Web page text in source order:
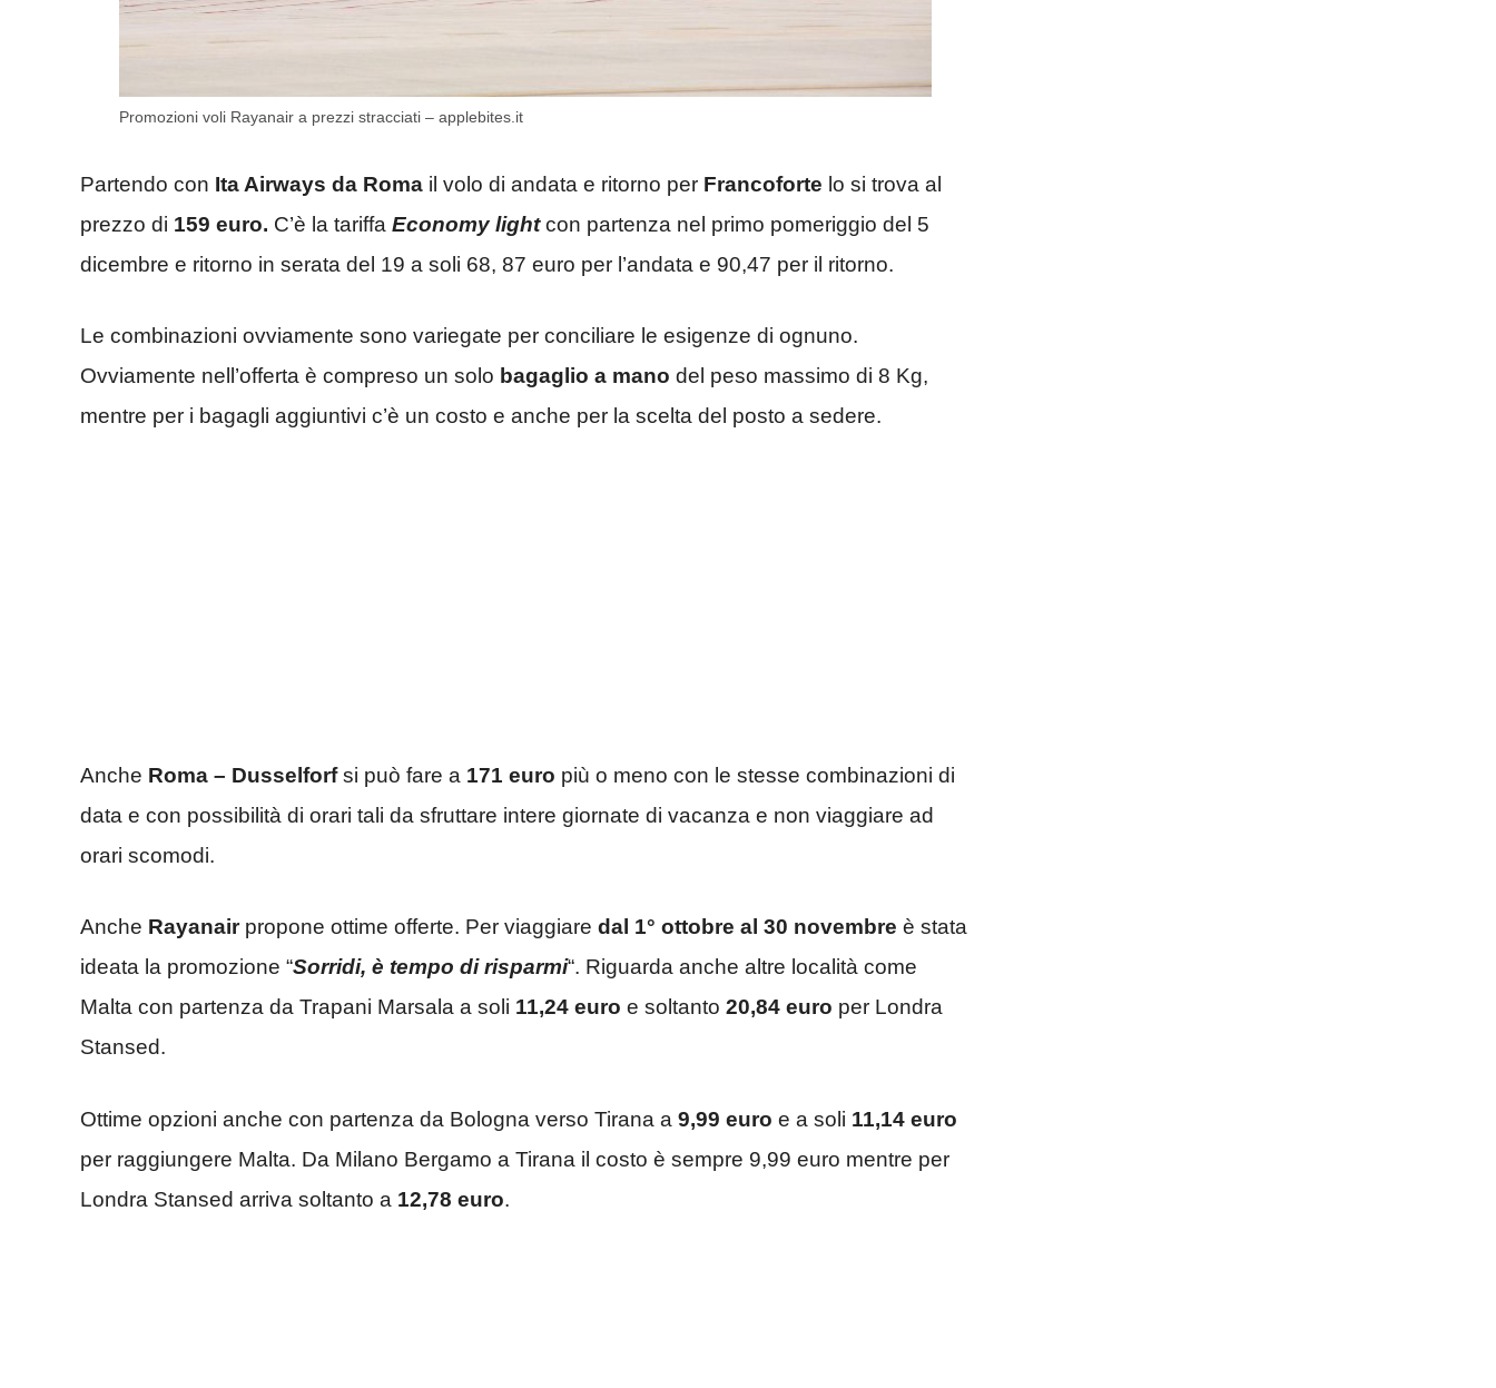
Promozioni voli Rayanair a prezzi stracciati – applebites.it
Partendo con Ita Airways da Roma il volo di andata e ritorno per Francoforte lo si trova al
prezzo di 159 euro. C’è la tariffa Economy lightcon partenza nel primo pomeriggio del 5
dicembre e ritorno in serata del 19 a soli 68, 87 euro per l’andata e 90,47 per il ritorno.
Le combinazioni ovviamente sono variegate per conciliare le esigenze di ognuno.
Ovviamente nell’offerta è compreso un solo bagaglio a mano del peso massimo di 8 Kg,
mentre per i bagagli aggiuntivi c’è un costo e anche per la scelta del posto a sedere.
Anche Roma – Dusselforfsi può fare a 171 euro più o meno con le stesse combinazioni di
data e con possibilità di orari tali da sfruttare intere giornate di vacanza e non viaggiare ad
orari scomodi.
Anche Rayanairpropone ottime offerte. Per viaggiare dal 1° ottobre al 30 novembre è stata
ideata la promozione “Sorridi, è tempo di risparmi“. Riguarda anche altre località come
Malta con partenza da Trapani Marsala a soli 11,24 euro e soltanto 20,84 euro per Londra
Stansed.
Ottime opzioni anche con partenza da Bologna verso Tirana a 9,99 euro e a soli 11,14 euro
per raggiungere Malta. Da Milano Bergamo a Tirana il costo è sempre 9,99 euro mentre per
Londra Stansed arriva soltanto a 12,78 euro.